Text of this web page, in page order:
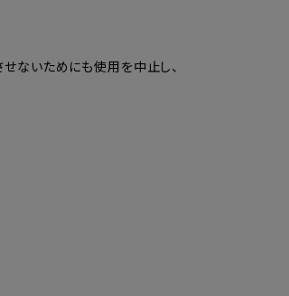
ないためにも使用を中止し、